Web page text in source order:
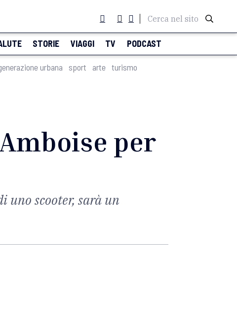
Cerca nel sito
STORIE VIAGGI TV PODCAST
urbana sport arte turismo
per
uno scooter, sarà un